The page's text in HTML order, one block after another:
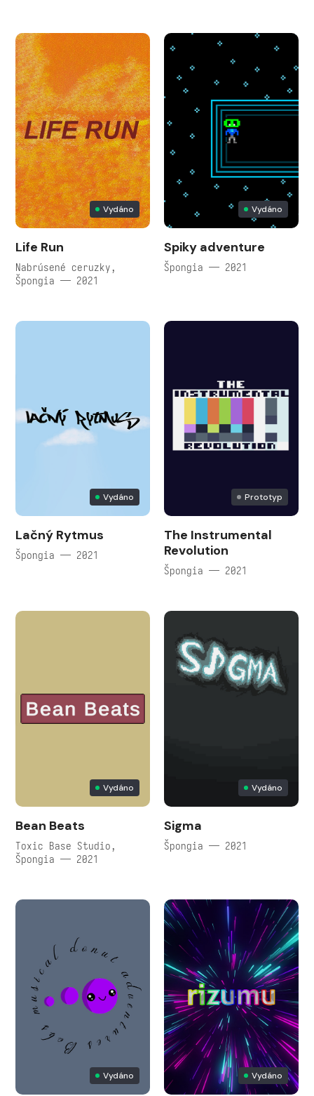
Vydáno
Life Run
Nabrúsené ceruzky,
Špongia — 2021
Vydáno
Spiky adventure
Špongia — 2021
Vydáno
Lačný Rytmus
Špongia — 2021
Prototyp
The Instrumental
Revolution
Špongia — 2021
Vydáno
Bean Beats
Toxic Base Studio,
Špongia — 2021
Vydáno
Sigma
Špongia — 2021
Vydáno Vydáno